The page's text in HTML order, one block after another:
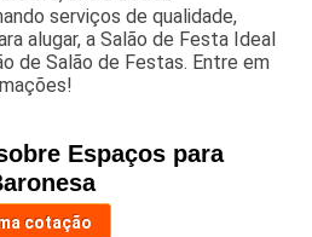
serviços de qualidade,
alugar, a Salão de Festa Ideal
de Salão de Festas. Entre em
Espaços para
cotação